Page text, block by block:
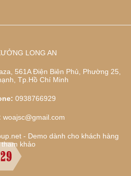
LONG AN
561A Điện Biên Phủ, Phường 25,
Tp.Hồ Chí Minh
0938766929
woajsc@gmail.com
- Demo dành cho khách hàng
tham khảo